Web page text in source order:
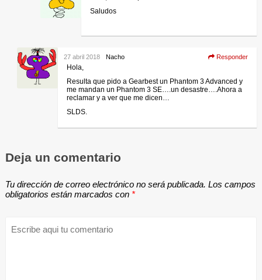
Saludos
Nacho
27 abril 2018 Responder
Hola,
Resulta que pido a Gearbest un Phantom 3 Advanced y
me mandan un Phantom 3 SE….un desastre….Ahora a
reclamar y a ver que me dicen…
SLDS.
Deja un comentario
Tu dirección de correo electrónico no será publicada. Los campos
obligatorios están marcados con *